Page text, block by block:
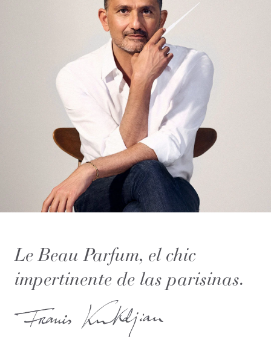
Le Beau Parfum, el chic
impertinente de las parisinas.